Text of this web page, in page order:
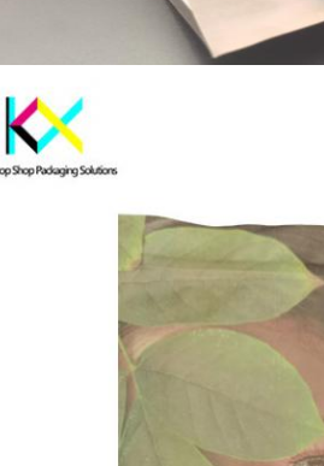
ฝากข้อความไว้ เราจ